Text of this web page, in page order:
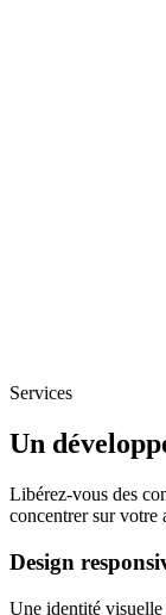
Services
Un
Libérez-vous des
concentrer sur votre
Design
Une identité